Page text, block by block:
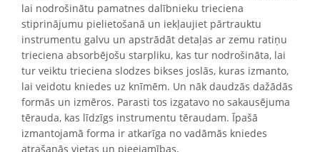
lai nodrošinātu pamatnes dalībnieku trieciena
stiprinājumu pielietošanā un iekļaujiet pārtrauktu
instrumentu galvu un apstrādāt detaļas ar zemu ratiņu
trieciena absorbējošu starpliku, kas tur nodrošināta, lai
tur veiktu trieciena slodzes bikses joslās, kuras izmanto,
lai veidotu kniedes uz knīmēm. Un nāk daudzās dažādās
formās un izmēros. Parasti tos izgatavo no sakausējuma
tērauda, ​​kas līdzīgs instrumentu tēraudam. Īpašā
izmantojamā forma ir atkarīga no vadāmās kniedes
atrašanās vietas un pieejamības.